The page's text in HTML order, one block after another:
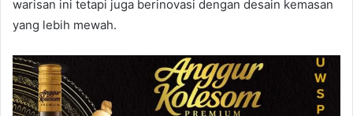
warisan ini tetapi juga berinovasi dengan desain kemasan
yang lebih mewah.